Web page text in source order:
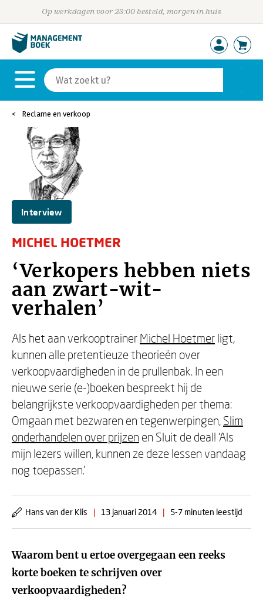
Op werkdagen voor 23:00 besteld, morgen in huis
Reclame en verkoop
Interview
MICHEL HOETMER
‘Verkopers hebben niets
aan zwart-wit-
verhalen’
Als het aan verkooptrainer Michel Hoetmer ligt,
kunnen alle pretentieuze theorieën over
verkoopvaardigheden in de prullenbak. In een
nieuwe serie (e-)boeken bespreekt hij de
belangrijkste verkoopvaardigheden per thema:
Omgaan met bezwaren en tegenwerpingen, Slim
onderhandelen over prijzen en Sluit de deal! ‘Als
mijn lezers willen, kunnen ze deze lessen vandaag
nog toepassen.’
Hans van der Klis | 13 januari 2014 | 5-7 minuten leestijd
Waarom bent u ertoe overgegaan een reeks
korte boeken te schrijven over
verkoopvaardigheden?